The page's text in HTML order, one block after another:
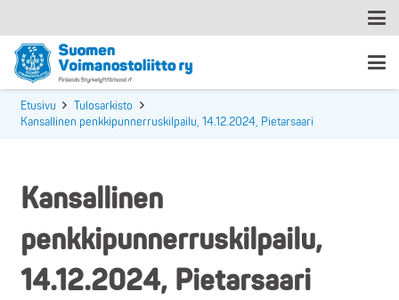
Etusivu
Tulosarkisto
Kansallinen penkkipunnerruskilpailu, 14.12.2024, Pietarsaari
Kansallinen
penkkipunnerruskilpailu,
14.12.2024, Pietarsaari